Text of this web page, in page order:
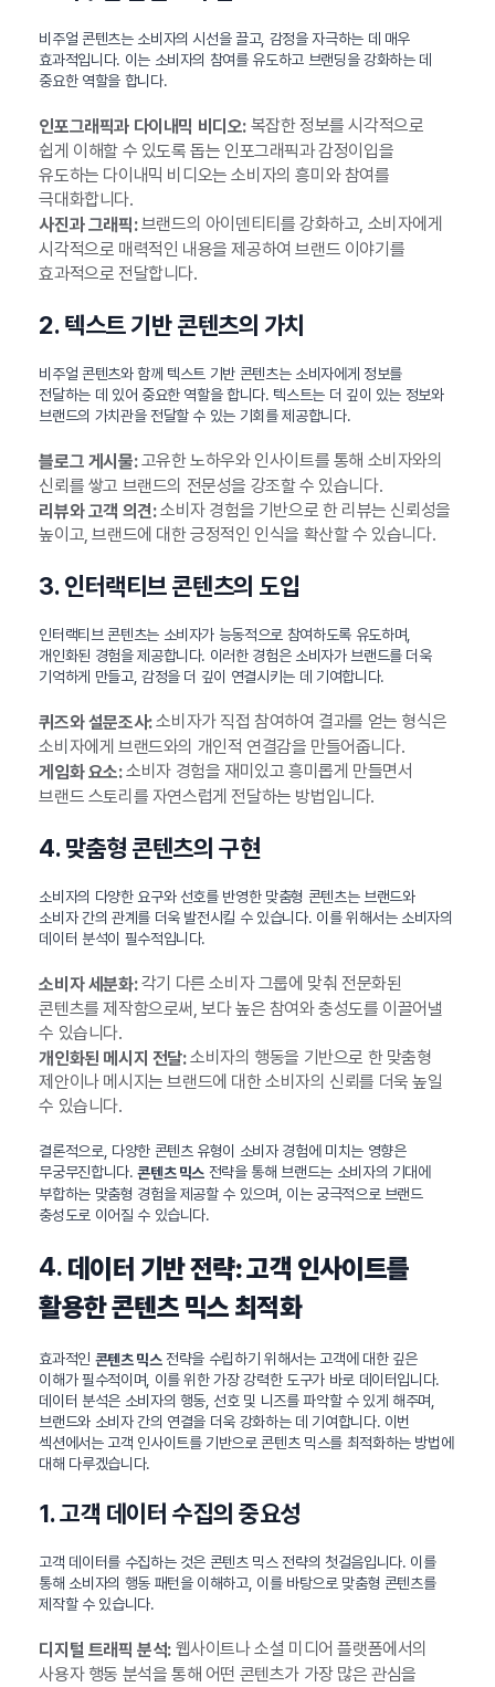
비주얼 콘텐츠는 소비자의 시선을 끌고, 감정을 자극하는 데 매우
효과적입니다. 이는 소비자의 참여를 유도하고 브랜딩을 강화하는 데
중요한 역할을 합니다.
인포그래픽과 다이내믹 비디오:복잡한 정보를 시각적으로
쉽게 이해할 수 있도록 돕는 인포그래픽과 감정이입을
유도하는 다이내믹 비디오는 소비자의 흥미와 참여를
극대화합니다.
사진과 그래픽:브랜드의 아이덴티티를 강화하고, 소비자에게
시각적으로 매력적인 내용을 제공하여 브랜드 이야기를
효과적으로 전달합니다.
2. 텍스트 기반 콘텐츠의 가치
비주얼 콘텐츠와 함께 텍스트 기반 콘텐츠는 소비자에게 정보를
전달하는 데 있어 중요한 역할을 합니다. 텍스트는 더 깊이 있는 정보와
브랜드의 가치관을 전달할 수 있는 기회를 제공합니다.
블로그 게시물:고유한 노하우와 인사이트를 통해 소비자와의
신뢰를 쌓고 브랜드의 전문성을 강조할 수 있습니다.
리뷰와 고객 의견:소비자 경험을 기반으로 한 리뷰는 신뢰성을
높이고, 브랜드에 대한 긍정적인 인식을 확산할 수 있습니다.
3. 인터랙티브 콘텐츠의 도입
인터랙티브 콘텐츠는 소비자가 능동적으로 참여하도록 유도하며,
개인화된 경험을 제공합니다. 이러한 경험은 소비자가 브랜드를 더욱
기억하게 만들고, 감정을 더 깊이 연결시키는 데 기여합니다.
퀴즈와 설문조사:소비자가 직접 참여하여 결과를 얻는 형식은
소비자에게 브랜드와의 개인적 연결감을 만들어줍니다.
게임화 요소:소비자 경험을 재미있고 흥미롭게 만들면서
브랜드 스토리를 자연스럽게 전달하는 방법입니다.
4. 맞춤형 콘텐츠의 구현
소비자의 다양한 요구와 선호를 반영한 맞춤형 콘텐츠는 브랜드와
소비자 간의 관계를 더욱 발전시킬 수 있습니다. 이를 위해서는 소비자의
데이터 분석이 필수적입니다.
소비자 세분화:각기 다른 소비자 그룹에 맞춰 전문화된
콘텐츠를 제작함으로써, 보다 높은 참여와 충성도를 이끌어낼
수 있습니다.
개인화된 메시지 전달:소비자의 행동을 기반으로 한 맞춤형
제안이나 메시지는 브랜드에 대한 소비자의 신뢰를 더욱 높일
수 있습니다.
결론적으로, 다양한 콘텐츠 유형이 소비자 경험에 미치는 영향은
무궁무진합니다.콘텐츠 믹스 전략을 통해 브랜드는 소비자의 기대에
부합하는 맞춤형 경험을 제공할 수 있으며, 이는 궁극적으로 브랜드
충성도로 이어질 수 있습니다.
4. 데이터 기반 전략: 고객 인사이트를
활용한 콘텐츠 믹스 최적화
효과적인 콘텐츠 믹스전략을 수립하기 위해서는 고객에 대한 깊은
이해가 필수적이며, 이를 위한 가장 강력한 도구가 바로 데이터입니다.
데이터 분석은 소비자의 행동, 선호 및 니즈를 파악할 수 있게 해주며,
브랜드와 소비자 간의 연결을 더욱 강화하는 데 기여합니다. 이번
섹션에서는 고객 인사이트를 기반으로 콘텐츠 믹스를 최적화하는 방법에
대해 다루겠습니다.
1. 고객 데이터 수집의 중요성
고객 데이터를 수집하는 것은 콘텐츠 믹스 전략의 첫걸음입니다. 이를
통해 소비자의 행동 패턴을 이해하고, 이를 바탕으로 맞춤형 콘텐츠를
제작할 수 있습니다.
디지털 트래픽 분석:웹사이트나 소셜 미디어 플랫폼에서의
사용자 행동 분석을 통해 어떤 콘텐츠가 가장 많은 관심을